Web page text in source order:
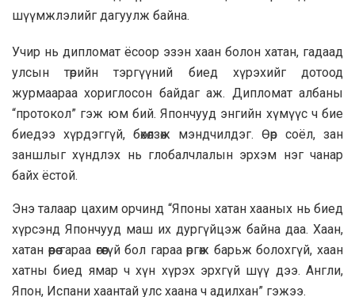
шүүмжлэлийг дагуулж байна.
Учир нь дипломат ёсоор эзэн хаан болон хатан, гадаад
улсын төрийн тэргүүний биед хүрэхийг дотоод
журмаараа хориглосон байдаг аж. Дипломат албаны
“протокол” гэж юм бий. Япончууд энгийн хүмүүс ч бие
биедээ хүрдэггүй, бөхөлзөж мэндчилдэг. Өөр соёл, зан
заншлыг хүндлэх нь глобалчлалын эрхэм нэг чанар
байх ёстой.
Энэ талаар цахим орчинд “Японы хатан хааных нь биед
хүрсэнд Япончууд маш их дургүйцэж байна даа. Хаан,
хатан өөрөө гараа өгөөгүй бол гараа өргөж барьж болохгүй, хаан
хатны биед ямар ч хүн хүрэх эрхгүй шүү дээ. Англи,
Япон, Испани хаантай улс хаана ч адилхан” гэжээ.